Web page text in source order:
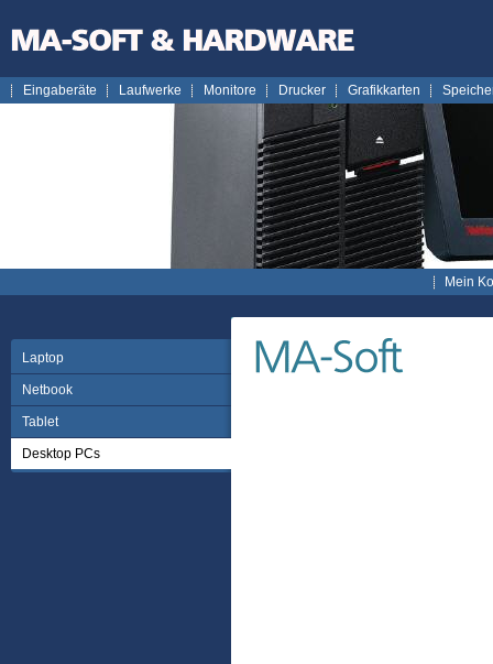
Eingaberäte Laufwerke Monitore Drucker Grafikkarten
Mein
Laptop
Netbook
Tablet
Desktop PCs